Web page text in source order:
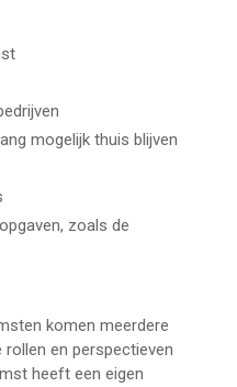
mogelijk thuis blijven
zoals de
komen meerdere
en perspectieven
heeft een eigen